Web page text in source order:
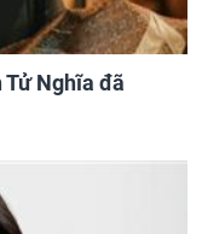
Tử Nghĩa đã